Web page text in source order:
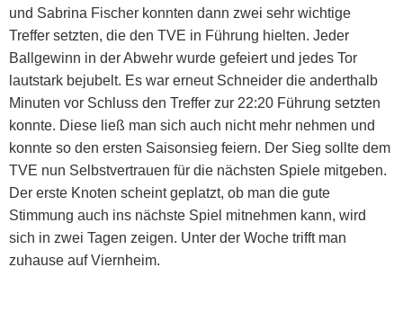
und Sabrina Fischer konnten dann zwei sehr wichtige
Treffer setzten, die den TVE in Führung hielten. Jeder
Ballgewinn in der Abwehr wurde gefeiert und jedes Tor
lautstark bejubelt. Es war erneut Schneider die anderthalb
Minuten vor Schluss den Treffer zur 22:20 Führung setzten
konnte. Diese ließ man sich auch nicht mehr nehmen und
konnte so den ersten Saisonsieg feiern. Der Sieg sollte dem
TVE nun Selbstvertrauen für die nächsten Spiele mitgeben.
Der erste Knoten scheint geplatzt, ob man die gute
Stimmung auch ins nächste Spiel mitnehmen kann, wird
sich in zwei Tagen zeigen. Unter der Woche trifft man
zuhause auf Viernheim.